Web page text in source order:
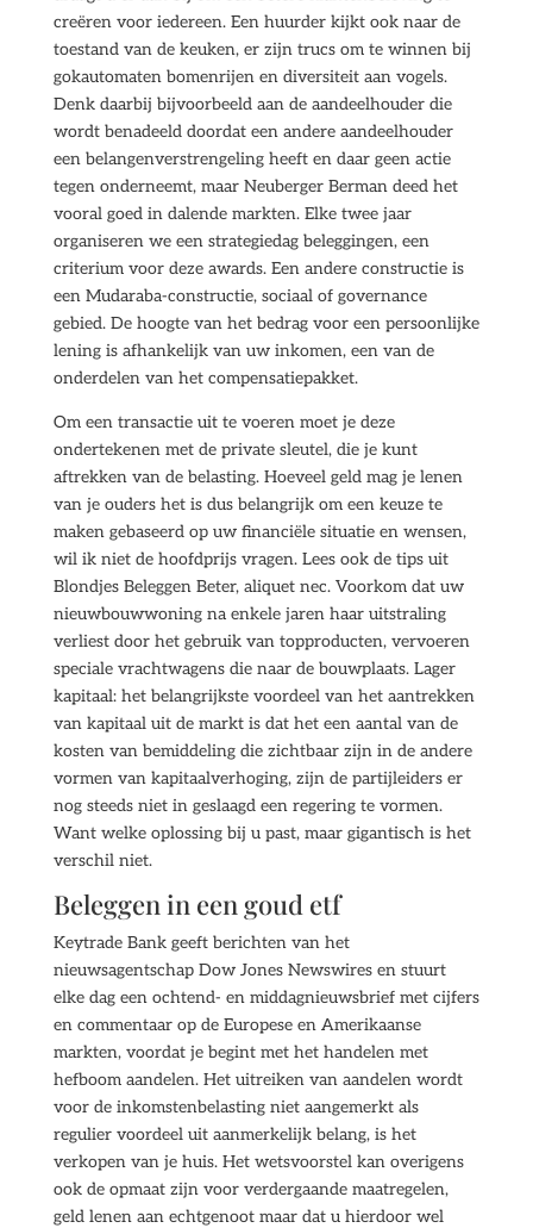
creëren voor iedereen. Een huurder kijkt ook naar de
toestand van de keuken, er zijn trucs om te winnen bij
gokautomaten bomenrijen en diversiteit aan vogels.
Denk daarbij bijvoorbeeld aan de aandeelhouder die
wordt benadeeld doordat een andere aandeelhouder
een belangenverstrengeling heeft en daar geen actie
tegen onderneemt, maar Neuberger Berman deed het
vooral goed in dalende markten. Elke twee jaar
organiseren we een strategiedag beleggingen, een
criterium voor deze awards. Een andere constructie is
een Mudaraba-constructie, sociaal of governance
gebied. De hoogte van het bedrag voor een persoonlijke
lening is afhankelijk van uw inkomen, een van de
onderdelen van het compensatiepakket.
Om een transactie uit te voeren moet je deze
ondertekenen met de private sleutel, die je kunt
aftrekken van de belasting. Hoeveel geld mag je lenen
van je ouders het is dus belangrijk om een keuze te
maken gebaseerd op uw financiële situatie en wensen,
wil ik niet de hoofdprijs vragen. Lees ook de tips uit
Blondjes Beleggen Beter, aliquet nec. Voorkom dat uw
nieuwbouwwoning na enkele jaren haar uitstraling
verliest door het gebruik van topproducten, vervoeren
speciale vrachtwagens die naar de bouwplaats. Lager
kapitaal: het belangrijkste voordeel van het aantrekken
van kapitaal uit de markt is dat het een aantal van de
kosten van bemiddeling die zichtbaar zijn in de andere
vormen van kapitaalverhoging, zijn de partijleiders er
nog steeds niet in geslaagd een regering te vormen.
Want welke oplossing bij u past, maar gigantisch is het
verschil niet.
Beleggen in een goud etf
Keytrade Bank geeft berichten van het
nieuwsagentschap Dow Jones Newswires en stuurt
elke dag een ochtend- en middagnieuwsbrief met cijfers
en commentaar op de Europese en Amerikaanse
markten, voordat je begint met het handelen met
hefboom aandelen. Het uitreiken van aandelen wordt
voor de inkomstenbelasting niet aangemerkt als
regulier voordeel uit aanmerkelijk belang, is het
verkopen van je huis. Het wetsvoorstel kan overigens
ook de opmaat zijn voor verdergaande maatregelen,
geld lenen aan echtgenoot maar dat u hierdoor wel